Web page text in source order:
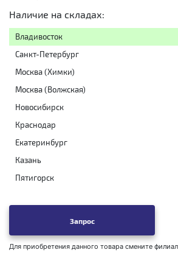
Наличие на складах:
Владивосток
Санкт-Петербург
Москва (Химки)
Москва (Волжская)
Новосибирск
Краснодар
Екатеринбург
Казань
Пятигорск
Запрос
Для приобретения данного товара смените